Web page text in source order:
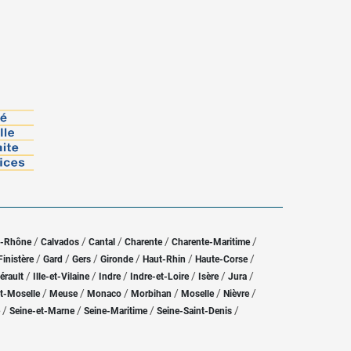
Rhône/ Calvados / Cantal / Charente / Charente-Maritime/
Finistère/ Gard / Gers / Gironde/ Haut-Rhin / Haute-Corse/
/ Ille-et-Vilaine/ Indre/ Indre-et-Loire/ Isère/ Jura /
Moselle/ Meuse/ Monaco / Morbihan / Moselle/ Nièvre /
/ Seine-et-Marne/ Seine-Maritime/ Seine-Saint-Denis /